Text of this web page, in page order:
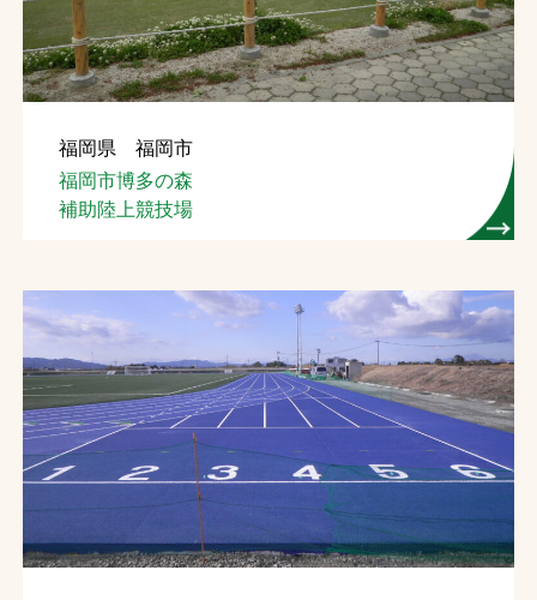
福岡県 福岡市
福岡市博多の森
補助陸上競技場